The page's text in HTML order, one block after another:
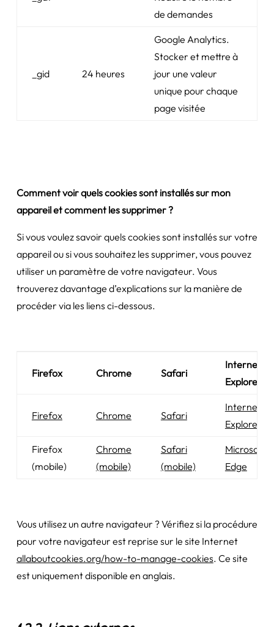
de demandes
_gid 24 heures
Google Analytics.
Stocker et mettre à
jour une valeur
unique pour chaque
page visitée
Comment voir quels cookies sont installés sur mon
appareil et comment les supprimer ?
Si vous voulez savoir quels cookies sont installés sur votre
appareil ou si vous souhaitez les supprimer, vous pouvez
utiliser un paramètre de votre navigateur. Vous
trouverez davantage d’explications sur la manière de
procéder via les liens ci-dessous.
Firefox Chrome Safari
Internet
Explorer
Firefox Chrome Safari
Internet
Explorer
Firefox
(mobile)
Chrome
(mobile)
Safari
(mobile)
Microsoft
Edge
Vous utilisez un autre navigateur ? Vérifiez si la procédure
pour votre navigateur est reprise sur le site Internet
allaboutcookies.org/how-to-manage-cookies. Ce site
est uniquement disponible en anglais.